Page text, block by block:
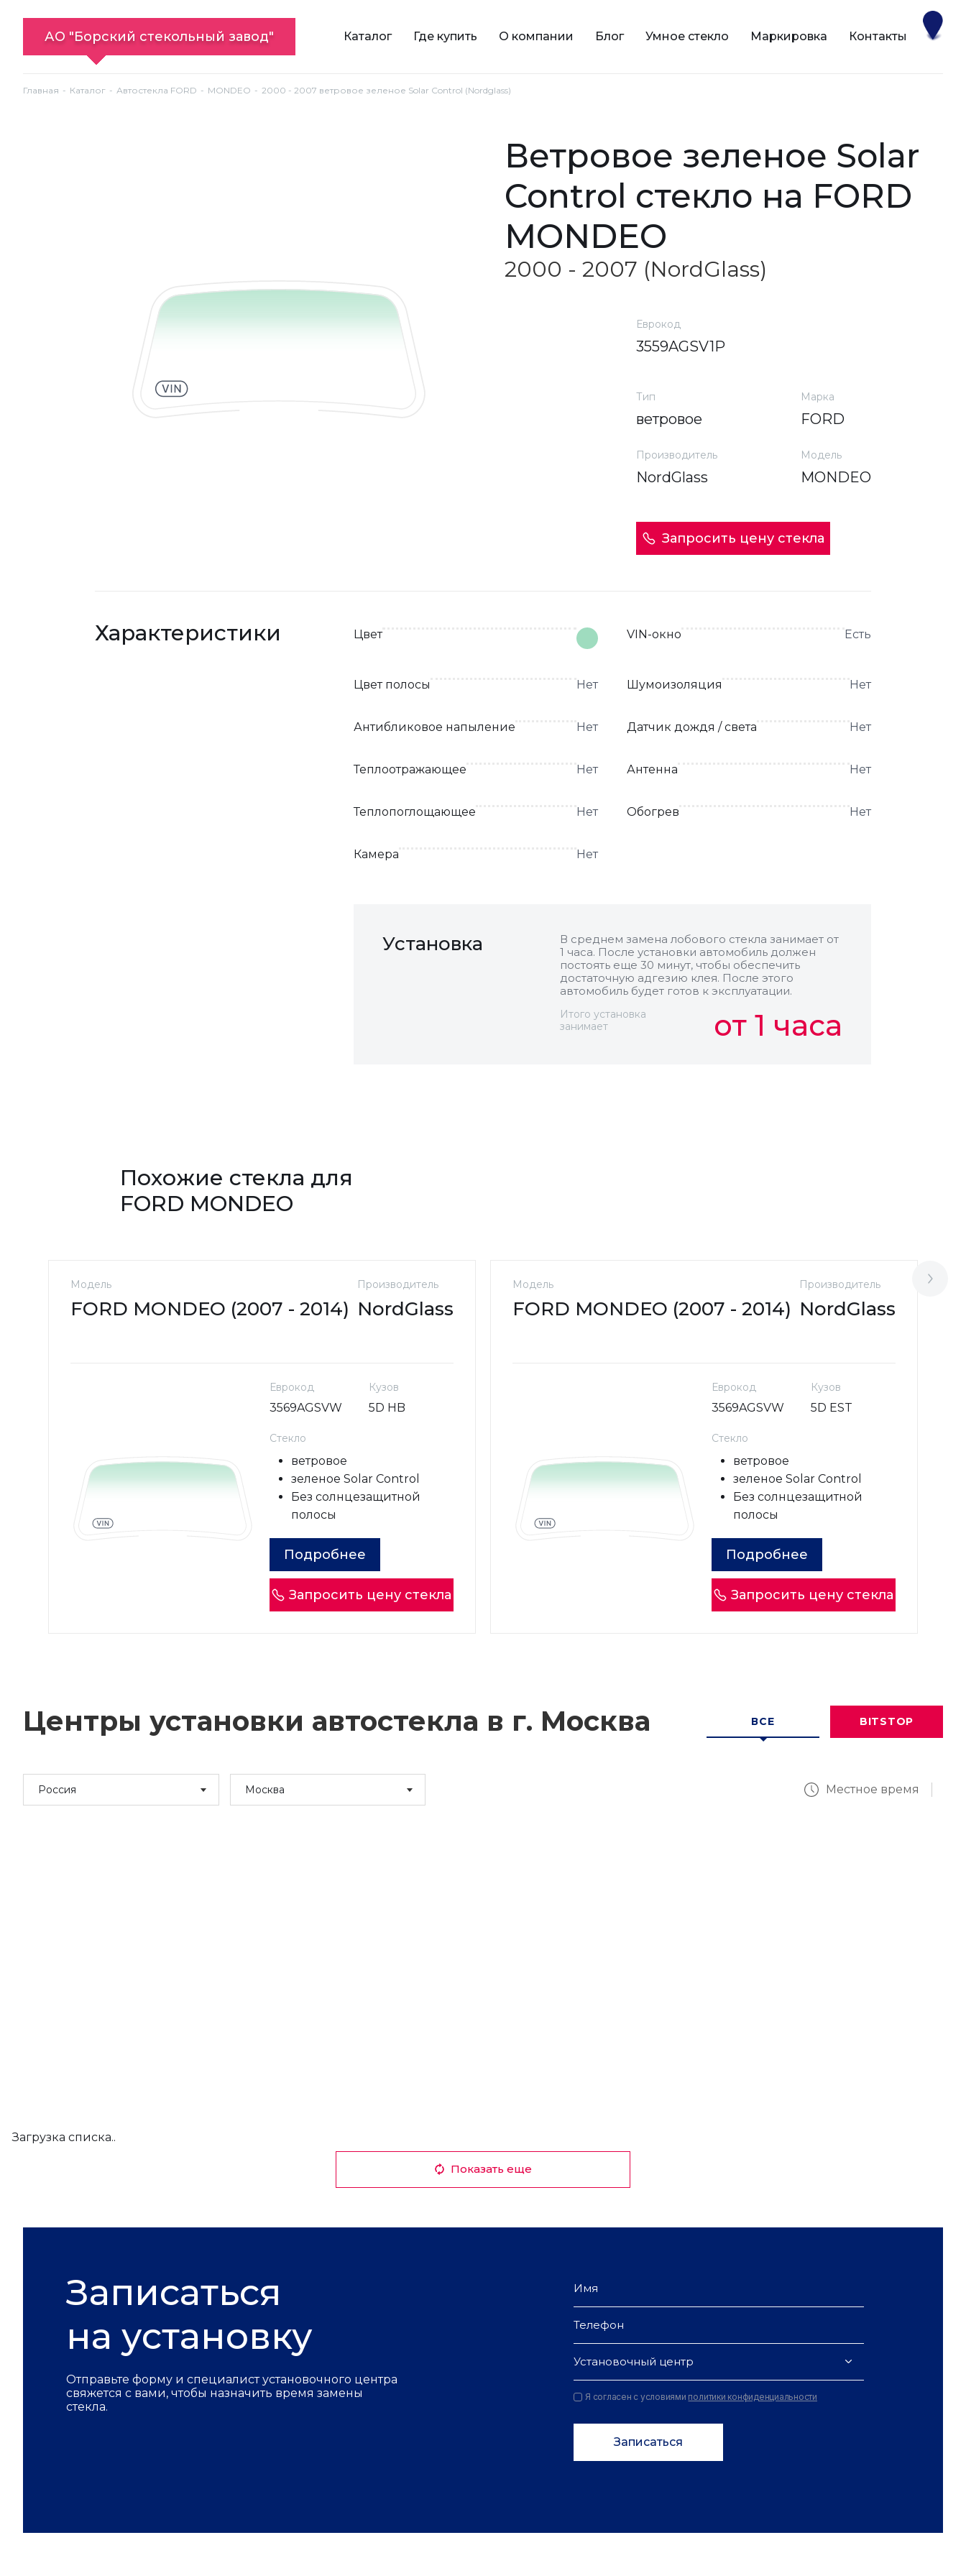
АО "Борский стекольный завод" Каталог Где купить О компании Блог Умное стекло Маркировка Контакты
Главная Каталог Автостекла FORD MONDEO 2000 - 2007 ветровое зеленое Solar Control (Nordglass)
ветровое зеленое Solar
Control стекло на FORD
MONDEO
2000 - 2007 (NordGlass)
Еврокод
3559AGSV1P
Тип
ветровое
Марка
FORD
Производитель
NordGlass
Модель
MONDEO
Запросить цену стекла
Характеристики Цвет VIN-окно Есть
Цвет полосы Нет Шумоизоляция Нет
Антибликовое напыление Нет Датчик дождя / света Нет
Теплоотражающее Нет Антенна Нет
Теплопоглощающее Нет Обогрев Нет
Камера Нет
Установка
В среднем замена лобового стекла занимает от
1 часа. После установки автомобиль должен
постоять еще 30 минут, чтобы обеспечить
достаточную адгезию клея. После этого
автомобиль будет готов к эксплуатации.
Итого установка
занимает
от 1 часа
Похожие стекла для
FORD MONDEO
Модель
FORD MONDEO (2007 - 2014)
Производитель
NordGlass
Еврокод
3569AGSVW
Кузов
5D HB
Стекло
ветровое
зеленое Solar Control
Без солнцезащитной
полосы
Подробнее
Запросить цену стекла
Модель
FORD MONDEO (2007 - 2014)
Производитель
NordGlass
Еврокод
3569AGSVW
Кузов
5D EST
Стекло
ветровое
зеленое Solar Control
Без солнцезащитной
полосы
Подробнее
Запросить цену стекла
Центры установки автостекла в г. Москва ВСЕ BITSTOP
Россия Москва Местное время
Загрузка списка..
Показать еще
Записаться
на установку
Отправьте форму и специалист установочного центра
свяжется с вами, чтобы назначить время замены
стекла.
Установочный центр
Я согласен с условиями политики конфиденциальности
Записаться